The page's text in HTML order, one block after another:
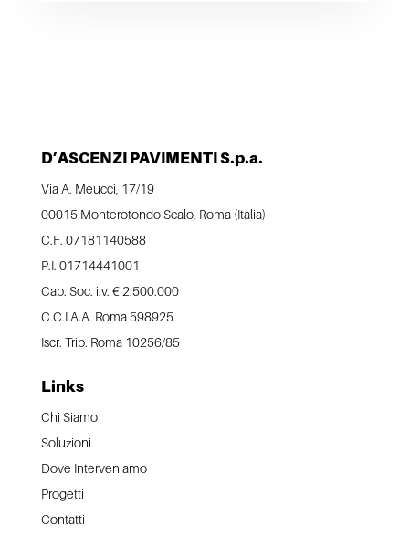
D’ASCENZI PAVIMENTI S.p.a.
Via A. Meucci, 17/19
00015 Monterotondo Scalo, Roma (Italia)
C.F. 07181140588
P.I. 01714441001
Cap. Soc. i.v. € 2.500.000
C.C.I.A.A. Roma 598925
Iscr. Trib. Roma 10256/85
Links
Chi Siamo
Soluzioni
Dove Interveniamo
Progetti
Contatti